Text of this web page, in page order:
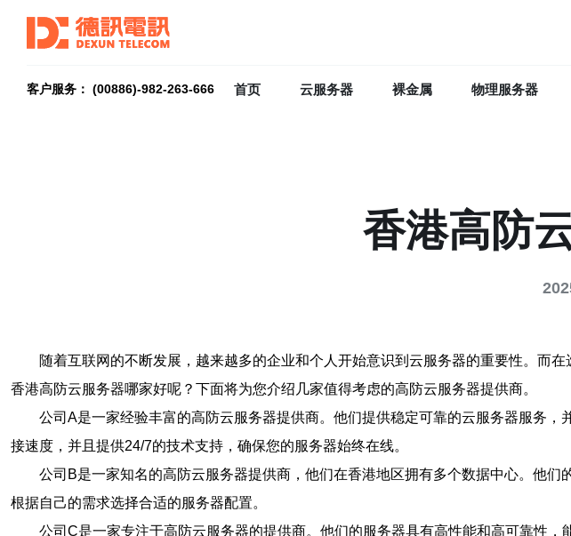
客户服务： (00886)-982-263-666 首页 云服务器 裸金属 物理服务器
香港高防
随着互联网的不断发展，越来越多的企业和个人开始意识到云服务器的重要性。而
香港高防云服务器哪家好呢？下面将为您介绍几家值得考虑的高防云服务器提供商。
公司A是一家经验丰富的高防云服务器提供商。他们提供稳定可靠的云服务器服务
接速度，并且提供24/7的技术支持，确保您的服务器始终在线。
公司B是一家知名的高防云服务器提供商，他们在香港地区拥有多个数据中心。他
根据自己的需求选择合适的服务器配置。
公司C是一家专注于高防云服务器的提供商。他们的服务器具有高性能和高可靠性